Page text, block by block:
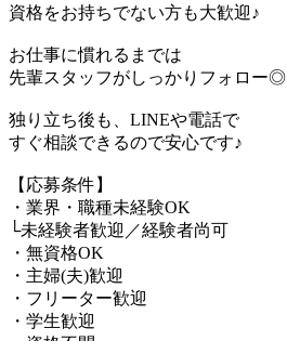
資格をお持ちでない方も大歓迎♪
お仕事に慣れるまでは
先輩スタッフがしっかりフォロー◎
独り立ち後も、LINEや電話で
すぐ相談できるので安心です♪
【応募条件】
・業界・職種未経験OK
└未経験者歓迎／経験者尚可
・無資格OK
・主婦(夫)歓迎
・フリーター歓迎
・学生歓迎